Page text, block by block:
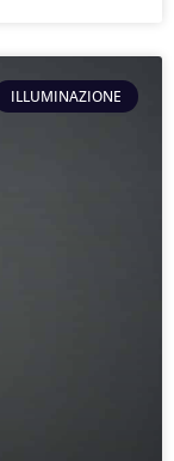
ILLUMINAZIONE